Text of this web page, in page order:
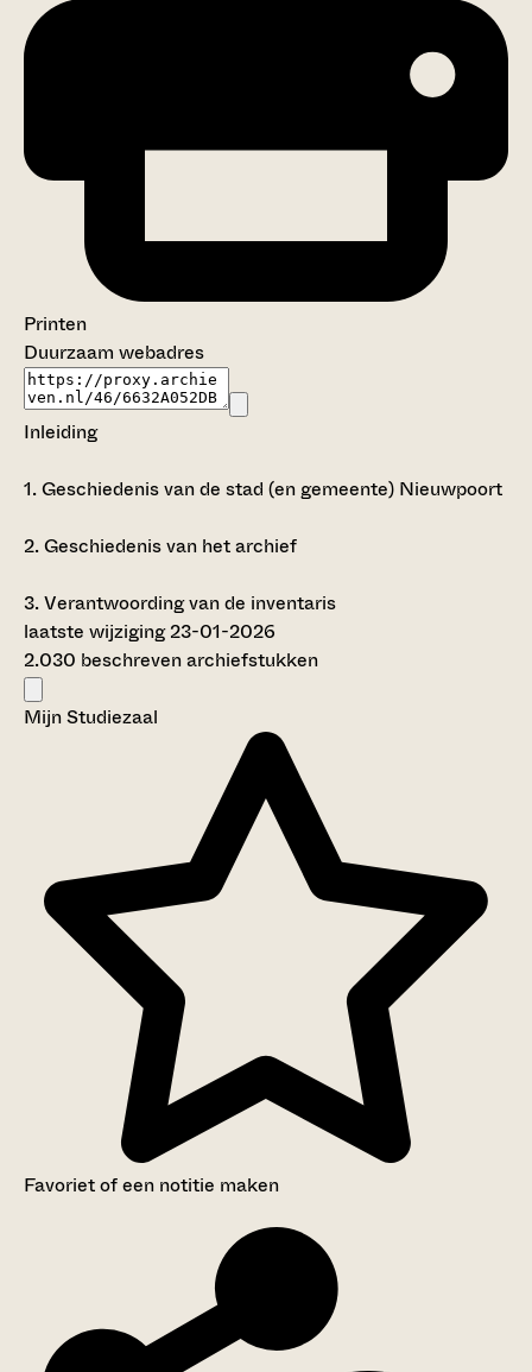
Printen
Duurzaam webadres
Inleiding
1.Geschiedenis van de stad (en gemeente) Nieuwpoort
2.Geschiedenis van het archief
3.Verantwoording van de inventaris
laatste wijziging 23-01-2026
2.030 beschreven archiefstukken
Mijn Studiezaal
Favoriet of een notitie maken